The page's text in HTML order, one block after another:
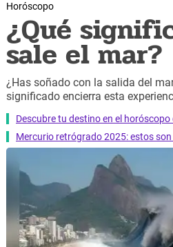
Horóscopo
¿Qué
sale el mar?
¿Has soñado con la salida del
significado encierra esta
Descubre tu destino en el
Mercurio retrógrado 2025: estos